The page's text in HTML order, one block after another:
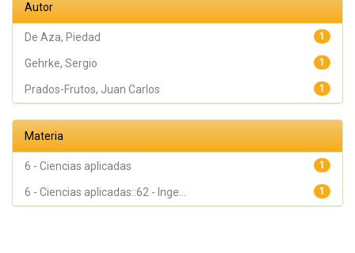
Autor
1
De Aza, Piedad
1
Gehrke, Sergio
1
Prados-Frutos, Juan Carlos
Materia
1
6 - Ciencias aplicadas
1
6 - Ciencias aplicadas::62 - Inge...